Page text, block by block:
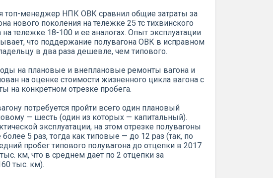
топ-менеджер НПК ОВК сравнил общие затраты за
нового поколения на тележке 25 тс тихвинского
тележке 18-100 и ее аналогах. Опыт эксплуатации
что поддержание полувагона ОВК в исправном
в два раза дешевле, чем типового.
на плановые и внеплановые ремонты вагона и
на оценке стоимости жизненного цикла вагона с
на конкретном отрезке пробега.
потребуется пройти всего один плановый
— шесть (один из которых — капитальный).
эксплуатации, на этом отрезке полувагоны
5 раз, тогда как типовые — до 12 раз (так, по
пробег типового полувагона до отцепки в 2017
км, что в среднем дает по 2 отцепки за
тыс. км).